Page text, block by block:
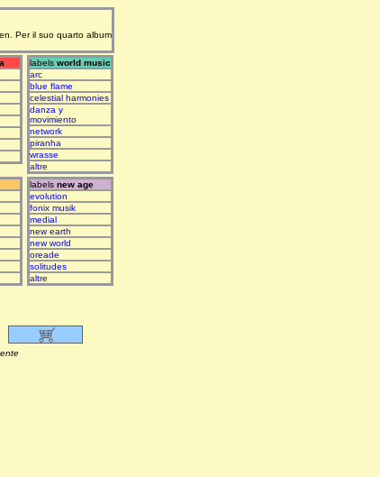
Per il suo quarto album
labels world music
arc
blue flame
celestial harmonies
danza y
movimiento
network
piranha
wrasse
altre
labels new age
evolution
fonix musik
medial
new earth
new world
oreade
solitudes
altre